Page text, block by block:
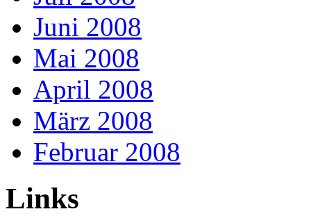
Juni 2008
Mai 2008
April 2008
März 2008
Februar 2008
Links